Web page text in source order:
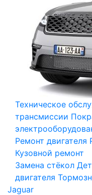
Техническое
трансмиссии
Ремонт двигателя
Кузовной ремонт
Замена стёкол
двигателя
Jaguar